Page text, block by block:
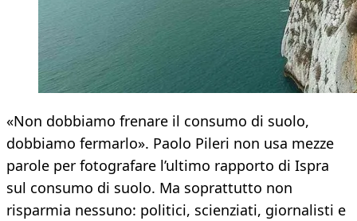
«Non dobbiamo frenare il consumo di suolo,
dobbiamo fermarlo». Paolo Pileri non usa mezze
parole per fotografare l’ultimo rapporto di Ispra
sul consumo di suolo. Ma soprattutto non
risparmia nessuno: politici, scienziati, giornalisti e